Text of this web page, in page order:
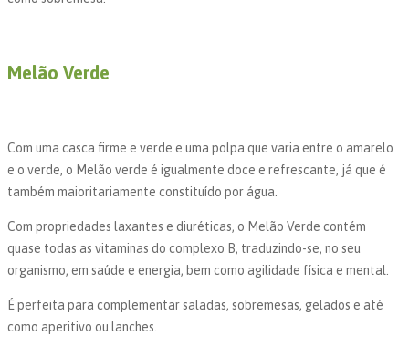
Melão Verde
Com uma casca firme e verde e uma polpa que varia entre o amarelo
e o verde, o Melão verde é igualmente doce e refrescante, já que é
também maioritariamente constituído por água.
Com propriedades laxantes e diuréticas, o Melão Verde contém
quase todas as vitaminas do complexo B, traduzindo-se, no seu
organismo, em saúde e energia, bem como agilidade física e mental.
É perfeita para complementar saladas, sobremesas, gelados e até
como aperitivo ou lanches.